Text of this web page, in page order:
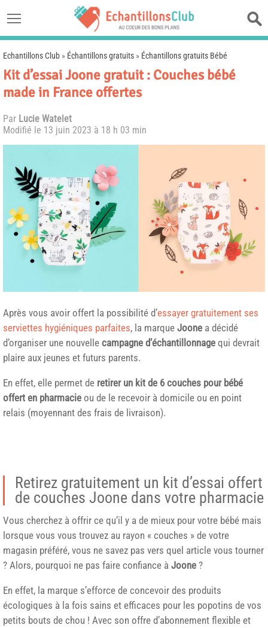
Echantillons Club » Échantillons gratuits » Échantillons gratuits Bébé
Kit d’essai Joone gratuit : Couches bébé
made in France offertes
Par Lucie Watelet
Modifié le 13 juin 2023 à 18 h 03 min
Après vous avoir offert la possibilité d’essayer gratuitement ses
serviettes hygiéniques parfaites, la marque Joone a décidé
d’organiser une nouvelle campagne d’échantillonnage qui devrait
plaire aux jeunes et futurs parents.
En effet, elle permet de retirer un kit de 6 couches pour bébé
offert en pharmacie ou de le recevoir à domicile ou en point
relais (moyennant des frais de livraison).
Retirez gratuitement un kit d’essai offert
de couches Joone dans votre pharmacie
Vous cherchez à offrir ce qu’il y a de mieux pour votre bébé mais
lorsque vous vous trouvez au rayon « couches » de votre
magasin préféré, vous ne savez pas vers quel article vous tourner
? Alors, pourquoi ne pas faire confiance à Joone ?
En effet, la marque s’efforce de concevoir des produits
écologiques à la fois sains et efficaces pour les popotins de vos
petits bouts de chou ! Avec son offre d’abonnement flexible et